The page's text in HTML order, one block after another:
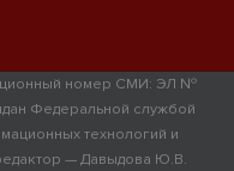
номер СМИ: ЭЛ №
Федеральной службой
технологий и
— Давыдова Ю.В.